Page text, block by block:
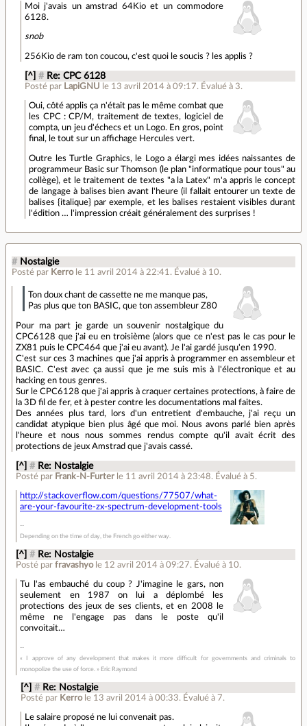
Moi j'avais un amstrad 64Kio et un commodore
6128.
snob
256Kio de ram ton coucou, c'est quoi le soucis ? les applis ?
[^] # Re: CPC 6128
Posté par LapiGNU le 13 avril 2014 à 09:17. Évalué à 3.
Oui, côté applis ça n'était pas le même combat que
les CPC : CP/M, traitement de textes, logiciel de
compta, un jeu d'échecs et un Logo. En gros, point
final, le tout sur un affichage Hercules vert.
Outre les Turtle Graphics, le Logo a élargi mes idées naissantes de
programmeur Basic sur Thomson (le plan "informatique pour tous" au
collège), et le traitement de textes "a la Latex" m'a appris le concept
de langage à balises bien avant l'heure (il fallait entourer un texte de
balises {italique} par exemple, et les balises restaient visibles durant
l'édition … l'impression créait généralement des surprises !
# Nostalgie
Posté par Kerro le 11 avril 2014 à 22:41 . Évalué à 10.
Ton doux chant de cassette ne me manque pas,
Pas plus que ton BASIC, que ton assembleur Z80
Pour ma part je garde un souvenir nostalgique du
CPC6128 que j'ai eu en troisième (alors que ce n'est pas le cas pour le
ZX81 puis le CPC464 que j'ai eu avant). Je l'ai gardé jusqu'en 1990.
C'est sur ces 3 machines que j'ai appris à programmer en assembleur et
BASIC. C'est avec ça aussi que je me suis mis à l'électronique et au
hacking en tous genres.
Sur le CPC6128 que j'ai appris à craquer certaines protections, à faire de
la 3D fil de fer, et à pester contre les documentations mal faites.
Des années plus tard, lors d'un entretient d'embauche, j'ai reçu un
candidat atypique bien plus âgé que moi. Nous avons parlé bien après
l'heure et nous nous sommes rendus compte qu'il avait écrit des
protections de jeux Amstrad que j'avais cassé.
[^] # Re: Nostalgie
Posté par Frank-N-Furter le 11 avril 2014 à 23:48. Évalué à 5.
http://stackoverflow.com/questions/77507/what-
are-your-favourite-zx-spectrum-development-tools
Depending on the time of day, the French go either way.
[^] # Re: Nostalgie
Posté parfravashyo le 12 avril 2014 à 09:27. Évalué à 10.
Tu l'as embauché du coup ? J'imagine le gars, non
seulement en 1987 on lui a déplombé les
protections des jeux de ses clients, et en 2008 le
même ne l'engage pas dans le poste qu'il
convoitait…
« I approve of any development that makes it more difficult for governments and criminals to
monopolize the use of force. » Eric Raymond
[^] # Re: Nostalgie
Posté par Kerro le 13 avril 2014 à 00:33. Évalué à 7.
Le salaire proposé ne lui convenait pas.